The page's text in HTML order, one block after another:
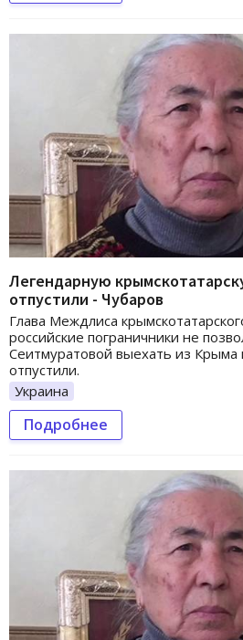
Легендарную
отпустили - Чубаров
Глава Междлиса
российские пограничники не
Сеитмуратовой выехать из Крыма
отпустили.
Украина
Подробнее